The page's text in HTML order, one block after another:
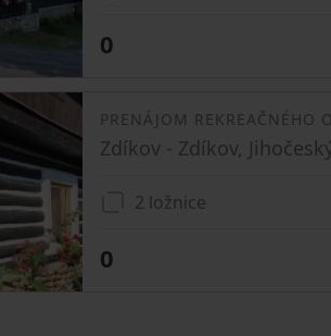
0
PRENÁJOM REKREAČNÉHO
Zdíkov - Zdíkov,
2 ložnice
0